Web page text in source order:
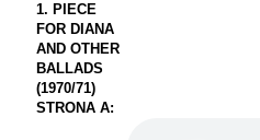
1. PIECE
FOR DIANA
AND OTHER
BALLADS
(1970/71)
STRONA A: